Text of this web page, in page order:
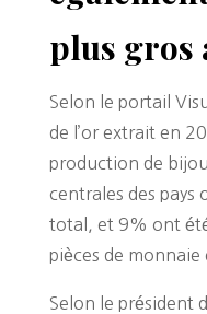
plus gros
Selon le portail
de l’or extrait en
production de
centrales des
total, et 9% ont
pièces de monnaie
Selon le président